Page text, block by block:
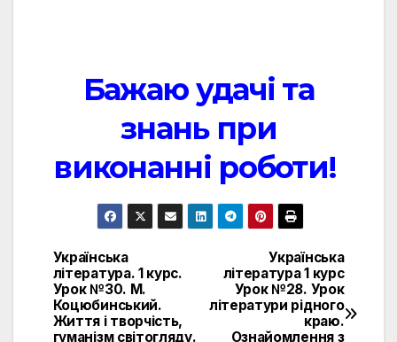
Бажаю удачі та
знань при
виконанні роботи!
Навигация
по
Українська
література 1 курс
Урок №28. Урок
літератури рідного
краю.
Ознайомлення з
Українська
література. 1 курс.
Урок №30. М.
Коцюбинський.
Життя і творчість,
гуманізм світогляду.